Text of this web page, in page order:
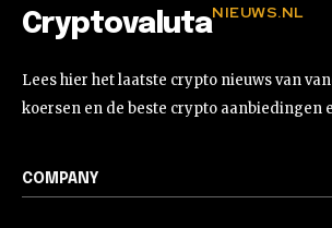
CryptovalutaNIEUWS.NL
Lees hier het laatste crypto nieuws van
koersen en de beste crypto aanbiedingen
COMPANY